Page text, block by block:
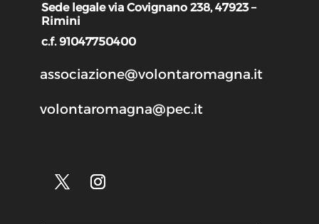
Sede legale via Covignano 238, 47923 –
Rimini
c.f. 91047750400
associazione@volontaromagna.it
volontaromagna@pec.it